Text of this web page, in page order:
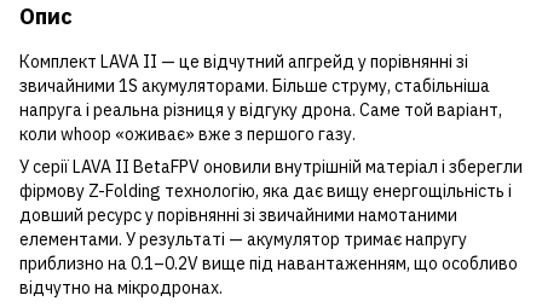
Опис
Комплект LAVA II — це відчутний апгрейд у порівнянні зі
звичайними 1S акумуляторами. Більше струму, стабільніша
напруга і реальна різниця у відгуку дрона. Саме той варіант,
коли whoop «оживає» вже з першого газу.
У серії LAVA II BetaFPV оновили внутрішній матеріал і зберегли
фірмову Z-Folding технологію, яка дає вищу енергощільність і
довший ресурс у порівнянні зі звичайними намотаними
елементами. У результаті — акумулятор тримає напругу
приблизно на 0.1–0.2V вище під навантаженням, що особливо
відчутно на мікродронах.